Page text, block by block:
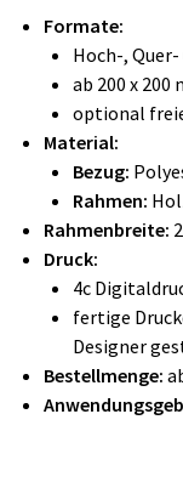
Formate:
Hoch-,
ab 200 x 200
optional
Material:
Bezug:
Rahmen:
Rahmenbreite:
Druck:
4c
fertige
Designer
Bestellmenge: